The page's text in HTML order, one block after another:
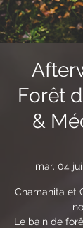
Forêt
&
mar. 04
Chamanita et
Le bain de